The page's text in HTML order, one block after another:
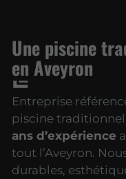
Une piscine
en Aveyron
Entreprise
piscine
ans d’expérience
tout l’Aveyron. N
durables,